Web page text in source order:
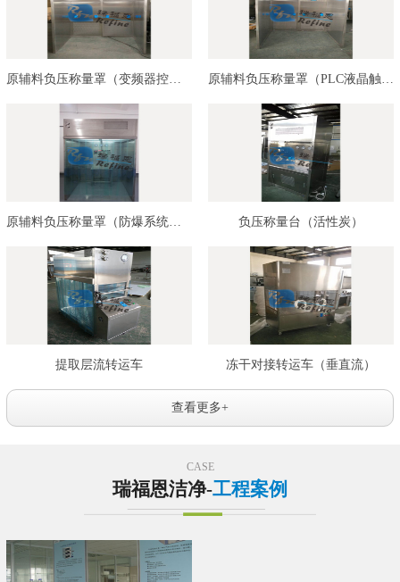
原辅料负压称量罩（变频器控制）…
原辅料负压称量罩（防爆系统控制… 负压称量台（活性炭）
提取层流转运车 冻干对接转运车（垂直流）
查看更多+
CASE
瑞福恩洁净-工程案例